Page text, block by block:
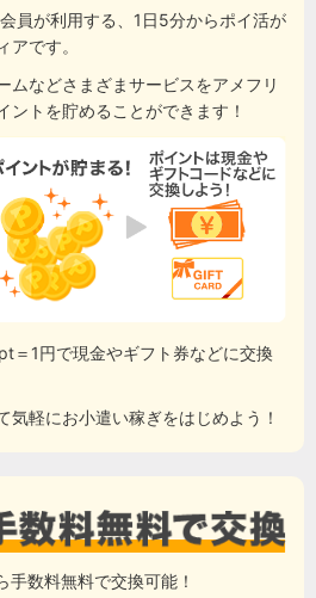
員が利用する、1日5分からポイ活が
です。
ムなどさまざまサービスをアメフリ
ントを貯めることができます！
＝1円で現金やギフト券などに交換
気軽にお小遣い稼ぎをはじめよう！
数料無料で交換可能！